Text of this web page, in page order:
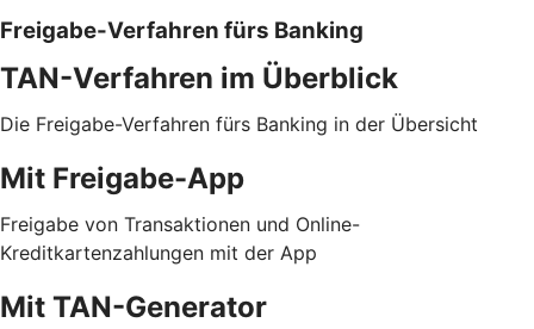
Freigabe-Verfahren fürs Banking
TAN-Verfahren im Überblick
Die Freigabe-Verfahren fürs Banking in der Übersicht
Mit Freigabe-App
Freigabe von Transaktionen und Online-
Kreditkartenzahlungen mit der App
Mit TAN-Generator